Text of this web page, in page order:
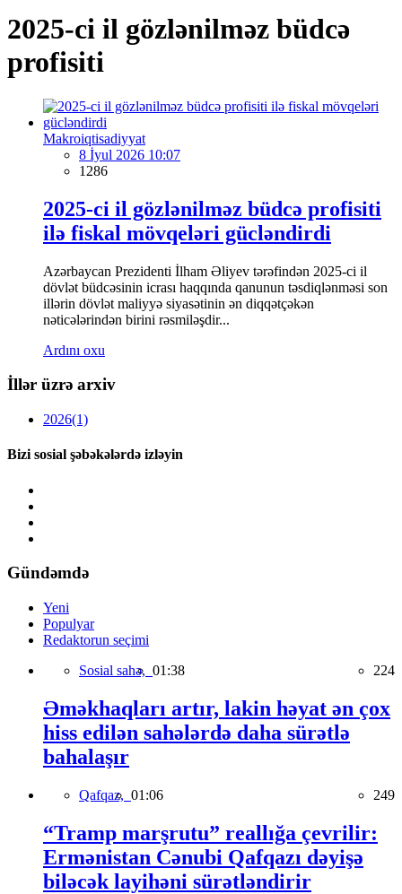
2025-ci il gözlənilməz büdcə
profisiti
Makroiqtisadiyyat
8 İyul 2026 10:07
1286
2025-ci il gözlənilməz büdcə profisiti
ilə fiskal mövqeləri gücləndirdi
Azərbaycan Prezidenti İlham Əliyev tərəfindən 2025-ci il
dövlət büdcəsinin icrası haqqında qanunun təsdiqlənməsi son
illərin dövlət maliyyə siyasətinin ən diqqətçəkən
nəticələrindən birini rəsmiləşdir...
Ardını oxu
İllər üzrə arxiv
2026(1)
Bizi sosial şəbəkələrdə izləyin
Gündəmdə
Yeni
Populyar
Redaktorun seçimi
Sosial sahə, 01:38 224
Əməkhaqları artır, lakin həyat ən çox
hiss edilən sahələrdə daha sürətlə
bahalaşır
Qafqaz, 01:06 249
“Tramp marşrutu” reallığa çevrilir:
Ermənistan Cənubi Qafqazı dəyişə
biləcək layihəni sürətləndirir